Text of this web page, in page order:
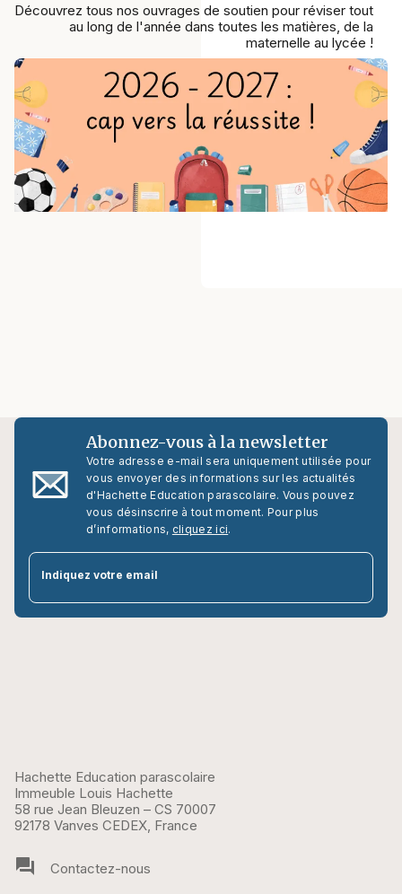
Découvrez tous nos ouvrages de soutien pour réviser tout
au long de l'année dans toutes les matières, de la
maternelle au lycée !
Abonnez-vous à la newsletter
Votre adresse e-mail sera uniquement utilisée pour
vous envoyer des informations sur les actualités
d'Hachette Education parascolaire. Vous pouvez
vous désinscrire à tout moment. Pour plus
d’informations, cliquez ici.
Indiquez votre email
Hachette Education parascolaire
Immeuble Louis Hachette
58 rue Jean Bleuzen – CS 70007
92178 Vanves CEDEX, France
question_answer Contactez-nous